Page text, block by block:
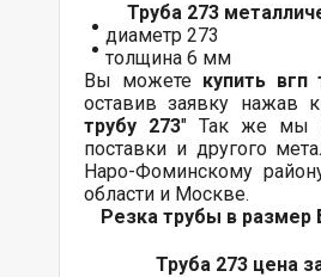
Труба 273
диаметр 273
толщина 6 мм
Вы можете купить
оставив заявку нажав
трубу 273" Так же мы
поставки и другого
Наро-Фоминскому
области и Москве.
Резка трубы в
Труба 273 цена